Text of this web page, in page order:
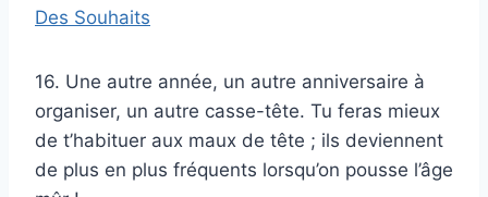
Des Souhaits
16. Une autre année, un autre anniversaire à
organiser, un autre casse-tête. Tu feras mieux
de t’habituer aux maux de tête ; ils deviennent
de plus en plus fréquents lorsqu’on pousse l’âge